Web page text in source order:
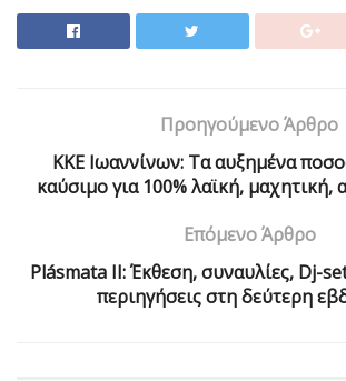
Προηγούμενο Άρθρο
ΚΚΕ Ιωαννίνων: Τα αυξημένα
καύσιμο για 100% λαϊκή, μαχητική,
Επόμενο Άρθρο
Plásmata II: Έκθεση, συναυλίες, Dj-
περιηγήσεις στη δεύτερη